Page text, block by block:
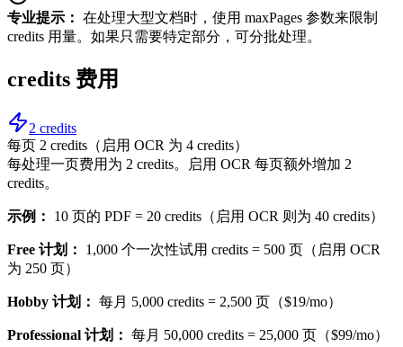
专业提示： 在处理大型文档时，使用 maxPages 参数来限制
credits 用量。如果只需要特定部分，可分批处理。
credits 费用
2 credits
每页 2 credits（启用 OCR 为 4 credits）
每处理一页费用为 2 credits。启用 OCR 每页额外增加 2
credits。
示例： 10 页的 PDF = 20 credits（启用 OCR 则为 40 credits）
Free 计划：
1,000 个一次性试用 credits = 500 页（启用 OCR
为 250 页）
Hobby 计划： 每月 5,000 credits = 2,500 页（$19/mo）
Professional 计划： 每月 50,000 credits = 25,000 页（$99/mo）